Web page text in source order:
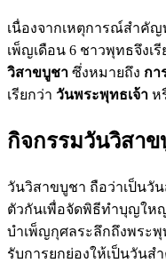
เนื่องจากเหตุการณ์สำคั
เพ็ญเดือน 6 ชาวพุทธจึงเ
วิสาขบูชา ซึ่งหมายถึง กา
เรียกว่า วันพระพุทธเจ้า ห
กิจกรรมวันวิสาข
วันวิสาขบูชา ถือว่าเป็นวั
ตัวกันเพื่อจัดพิธีทำบุญให
บำเพ็ญกุศลระลึกถึงพระ
รับการยกย่องให้เป็นวัน